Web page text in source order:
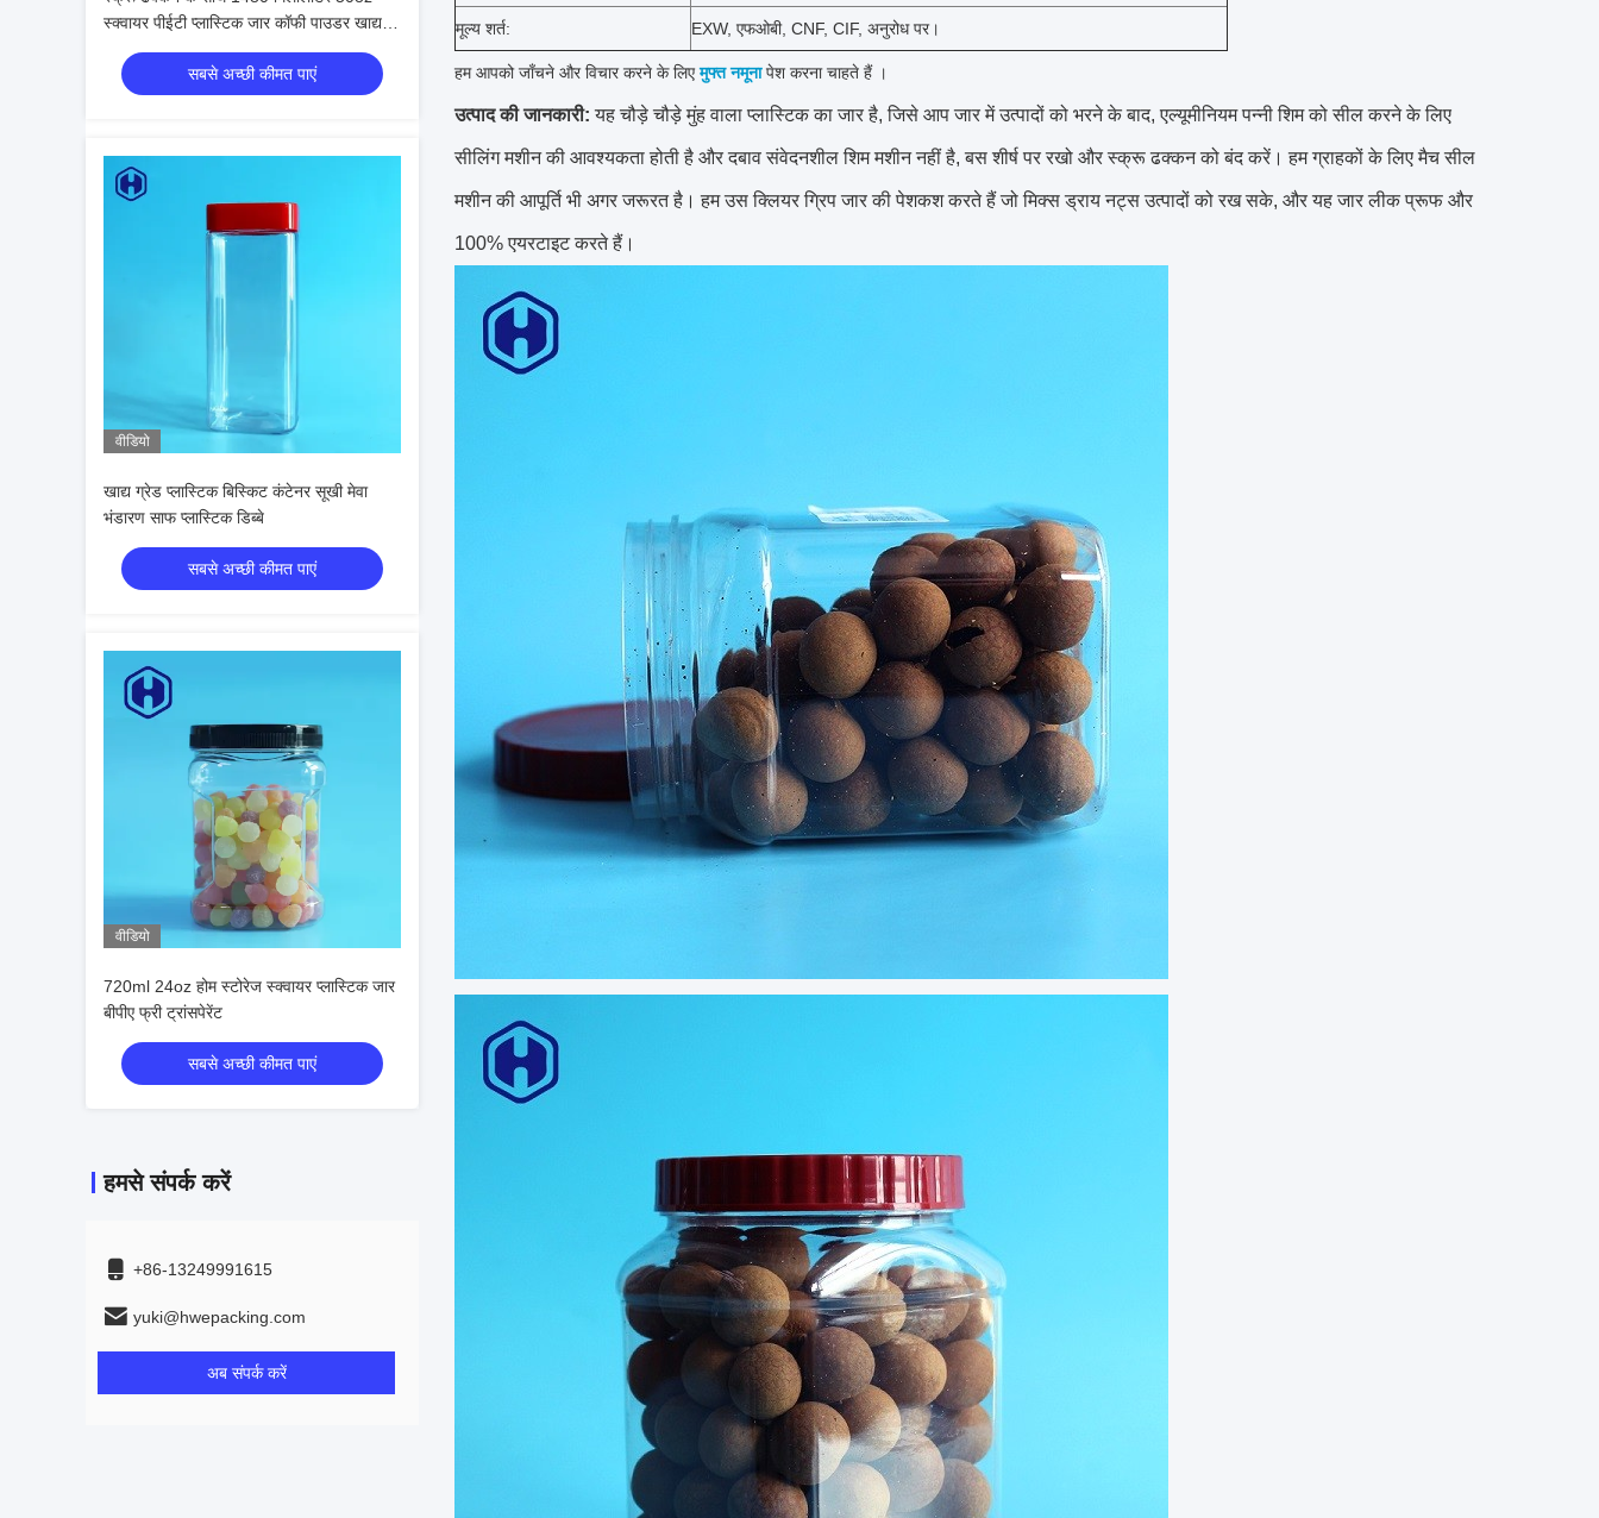
स्क्वायर पीईटी प्लास्टिक जार कॉफी पाउडर खाद्य
पैकेजिंग
सबसे अच्छी कीमत पाएं
वीडियो
खाद्य ग्रेड प्लास्टिक बिस्किट कंटेनर सूखी मेवा
भंडारण साफ प्लास्टिक डिब्बे
सबसे अच्छी कीमत पाएं
वीडियो
720ml 24oz होम स्टोरेज स्क्वायर प्लास्टिक जार
बीपीए फ्री ट्रांसपेरेंट
सबसे अच्छी कीमत पाएं
हमसे संपर्क करें
+86-13249991615
yuki@hwepacking.com
अब संपर्क करें
मूल्य शर्त: EXW, एफओबी, CNF, CIF, अनुरोध पर।
हम आपको जाँचने और विचार करने के लिए मुफ्त नमूना पेश करना चाहते हैं ।
उत्पाद की जानकारी: यह चौड़े चौड़े मुंह वाला प्लास्टिक का जार है, जिसे आप जार में उत्पादों को भरने के बाद, एल्यूमीनियम पन्नी शिम को सील करने के लिए
सीलिंग मशीन की आवश्यकता होती है और दबाव संवेदनशील शिम मशीन नहीं है, बस शीर्ष पर रखो और स्क्रू ढक्कन को बंद करें। हम ग्राहकों के लिए मैच सील
मशीन की आपूर्ति भी अगर जरूरत है। हम उस क्लियर ग्रिप जार की पेशकश करते हैं जो मिक्स ड्राय नट्स उत्पादों को रख सके, और यह जार लीक प्रूफ और
100% एयरटाइट करते हैं।